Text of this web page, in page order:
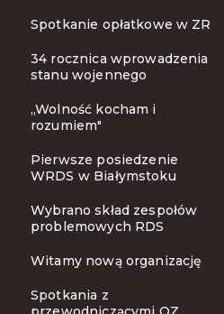
Spotkanie opłatkowe w ZR
34 rocznica wprowadzenia
stanu wojennego
„Wolność kocham i
rozumiem"
Pierwsze posiedzenie
WRDS w Białymstoku
Wybrano skład zespołów
problemowych RDS
Witamy nową organizację
Spotkania z